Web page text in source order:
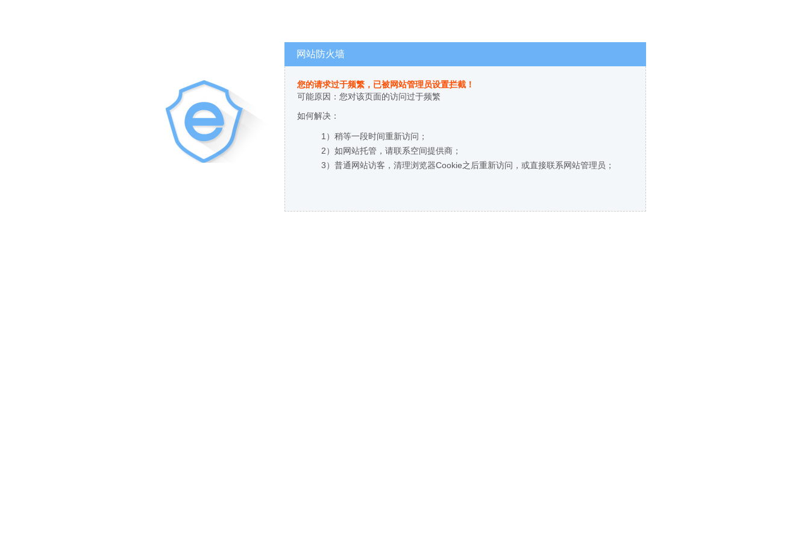
网站防火墙
您的请求过于频繁，已被网站管理员设置拦截！
可能原因：您对该页面的访问过于频繁
如何解决：
1）稍等一段时间重新访问；
2）如网站托管，请联系空间提供商；
3）普通网站访客，清理浏览器Cookie之后重新访问，或直接联系网站管理员；